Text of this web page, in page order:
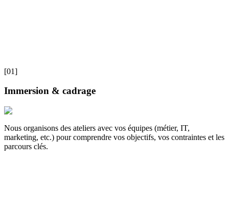
[01]
Immersion & cadrage
Nous organisons des ateliers avec vos équipes (métier, IT,
marketing, etc.) pour comprendre vos objectifs, vos contraintes et les
parcours clés.